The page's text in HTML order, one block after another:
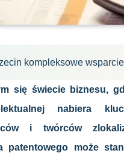
kompleksowe
się świecie biznesu,
nabiera
i twórców
patentowego może